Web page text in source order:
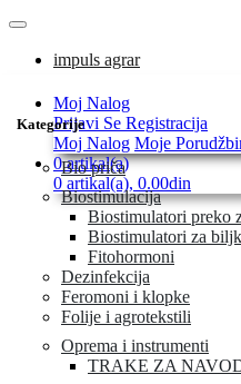
impuls agrar
Kategorije
Bio priča
Biostimulacija
Biostimulatori preko
Biostimulatori za
Fitohormoni
Dezinfekcija
Feromoni i klopke
Folije i agrotekstili
Oprema i instrumenti
TRAKE ZA
Moj Nalog
Prijavi Se Registracija
Moj Nalog Moje
0 artikal(a)
0 artikal(a), 0.00din